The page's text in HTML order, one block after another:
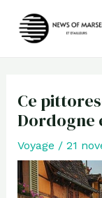
Ce
Dordogne
Voyage / 21